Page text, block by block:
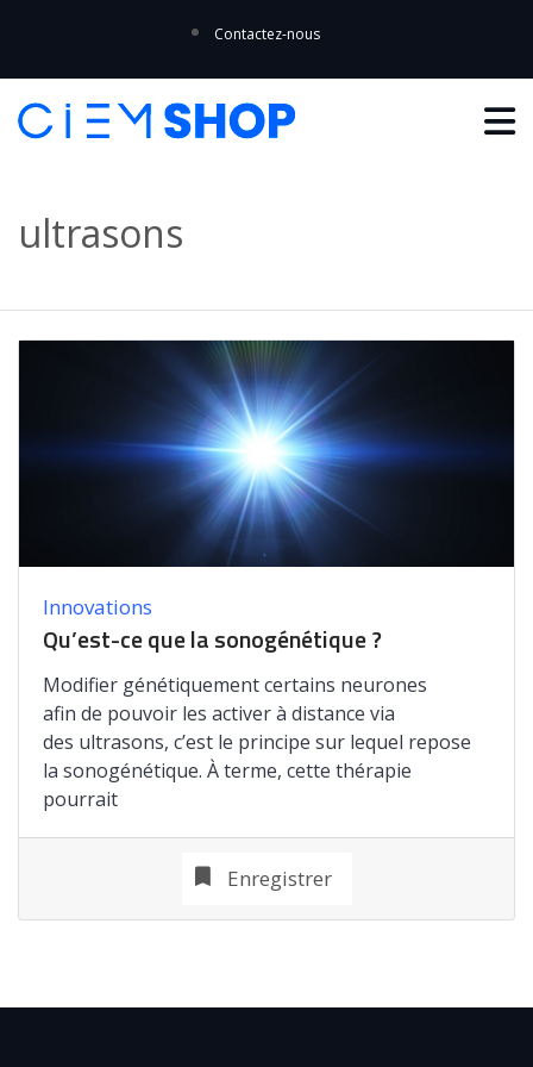
Contactez-nous
ultrasons
Innovations
Qu’est-ce que la sonogénétique ?
Modifier génétiquement certains neurones
afin de pouvoir les activer à distance via
des ultrasons, c’est le principe sur lequel repose
la sonogénétique. À terme, cette thérapie
pourrait
Enregistrer